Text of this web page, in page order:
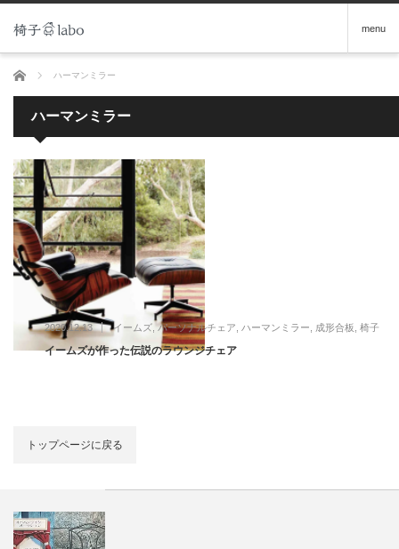
menu
ホーム ハーマンミラー
ハーマンミラー
2020.12.13 イームズ ,パーソナルチェア ハーマンミラー 成形合板 椅子
イームズが作った伝説のラウンジチェア
トップページに戻る